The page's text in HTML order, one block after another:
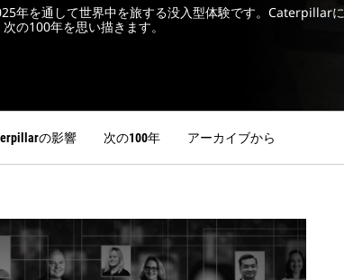
年を通して世界中を旅する没入型体験です。Caterpillarに
の100年を思い描きます。
の影響 次の100年 アーカイブから